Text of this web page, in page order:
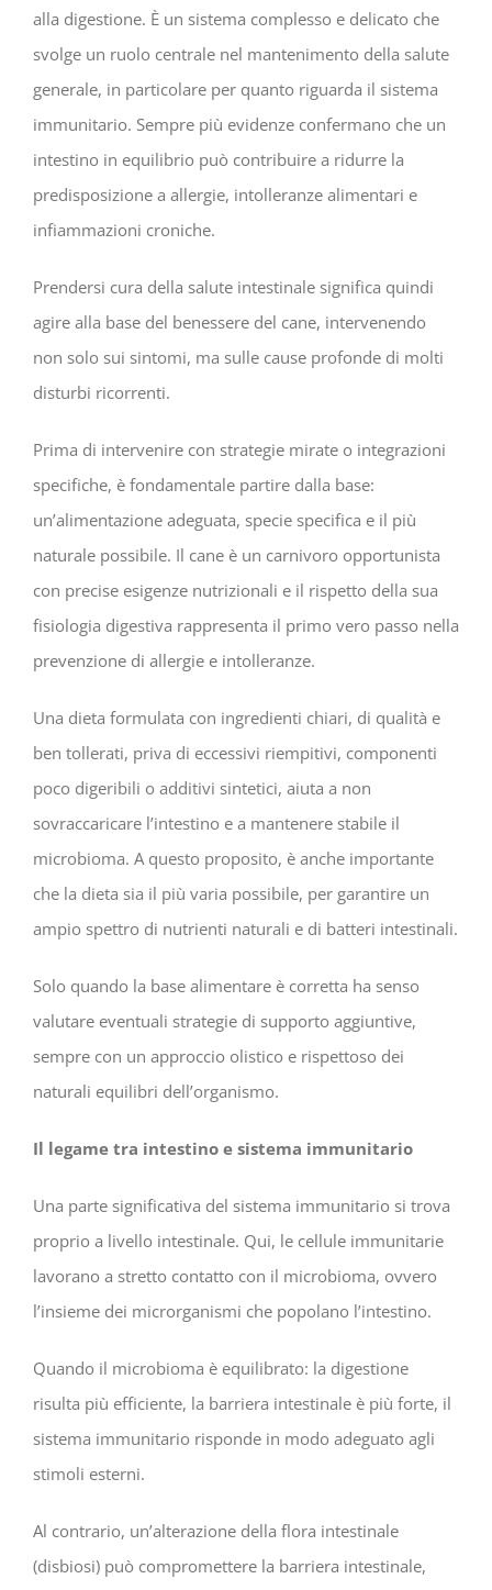
alla digestione. È un sistema complesso e delicato che
svolge un ruolo centrale nel mantenimento della salute
generale, in particolare per quanto riguarda il sistema
immunitario. Sempre più evidenze confermano che un
intestino in equilibrio può contribuire a ridurre la
predisposizione a allergie, intolleranze alimentari e
infiammazioni croniche.
Prendersi cura della salute intestinale significa quindi
agire alla base del benessere del cane, intervenendo
non solo sui sintomi, ma sulle cause profonde di molti
disturbi ricorrenti.
Prima di intervenire con strategie mirate o integrazioni
specifiche, è fondamentale partire dalla base:
un’alimentazione adeguata, specie specifica e il più
naturale possibile. Il cane è un carnivoro opportunista
con precise esigenze nutrizionali e il rispetto della sua
fisiologia digestiva rappresenta il primo vero passo nella
prevenzione di allergie e intolleranze.
Una dieta formulata con ingredienti chiari, di qualità e
ben tollerati, priva di eccessivi riempitivi, componenti
poco digeribili o additivi sintetici, aiuta a non
sovraccaricare l’intestino e a mantenere stabile il
microbioma. A questo proposito, è anche importante
che la dieta sia il più varia possibile, per garantire un
ampio spettro di nutrienti naturali e di batteri intestinali.
Solo quando la base alimentare è corretta ha senso
valutare eventuali strategie di supporto aggiuntive,
sempre con un approccio olistico e rispettoso dei
naturali equilibri dell’organismo.
Il legame tra intestino e sistema immunitario
Una parte significativa del sistema immunitario si trova
proprio a livello intestinale. Qui, le cellule immunitarie
lavorano a stretto contatto con il microbioma, ovvero
l’insieme dei microrganismi che popolano l’intestino.
Quando il microbioma è equilibrato: la digestione
risulta più efficiente, la barriera intestinale è più forte, il
sistema immunitario risponde in modo adeguato agli
stimoli esterni.
Al contrario, un’alterazione della flora intestinale
(disbiosi) può compromettere la barriera intestinale,